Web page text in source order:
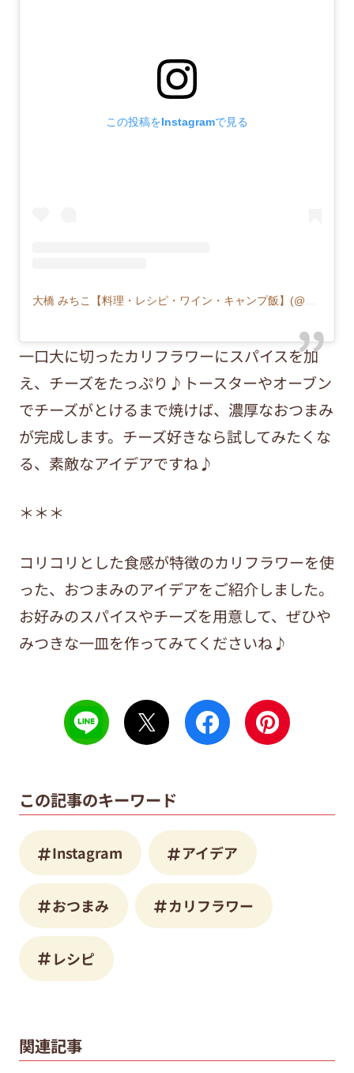
この投稿をInstagramで見る
大橋 みちこ【料理・レシピ・ワイン・キャンプ飯】(@michiko_wine_tsumami)がシェアした投稿
一口大に切ったカリフラワーにスパイスを加
え、チーズをたっぷり♪トースターやオーブン
でチーズがとけるまで焼けば、濃厚なおつまみ
が完成します。チーズ好きなら試してみたくな
る、素敵なアイデアですね♪
＊＊＊
コリコリとした食感が特徴のカリフラワーを使
った、おつまみのアイデアをご紹介しました。
お好みのスパイスやチーズを用意して、ぜひや
みつきな一皿を作ってみてくださいね♪
この記事のキーワード
Instagram アイデア
おつまみ カリフラワー
レシピ
関連記事